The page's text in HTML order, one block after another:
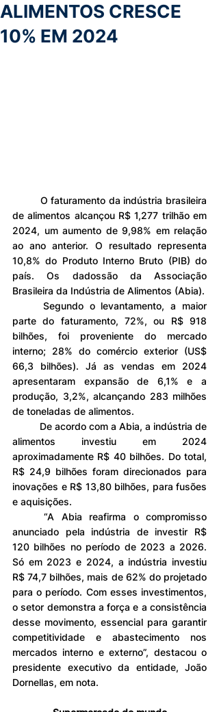
ALIMENTOS CRESCE
10% EM 2024
de alimentos alcançou R$ 1,277 trilhão em
2024, um aumento de 9,98% em relação
ao ano anterior. O resultado representa
10,8% do Produto Interno Bruto (PIB) do
país. Os dadossão da Associação
Brasileira da Indústria de Alimentos (Abia).
parte do faturamento, 72%, ou R$ 918
bilhões, foi proveniente do mercado
interno; 28% do comércio exterior (US$
66,3 bilhões). Já as vendas em 2024
apresentaram expansão de 6,1% e a
produção, 3,2%, alcançando 283 milhões
de toneladas de alimentos.
alimentos investiu em 2024
aproximadamente R$ 40 bilhões. Do total,
R$ 24,9 bilhões foram direcionados para
inovações e R$ 13,80 bilhões, para fusões
e aquisições.
	“A Abia reafirma o compromisso
anunciado pela indústria de investir R$
120 bilhões no período de 2023 a 2026.
Só em 2023 e 2024, a indústria investiu
R$ 74,7 bilhões, mais de 62% do projetado
para o período. Com esses investimentos,
o setor demonstra a força e a consistência
desse movimento, essencial para garantir
competitividade e abastecimento nos
mercados interno e externo”, destacou o
presidente executivo da entidade, João
Dornellas, em nota.